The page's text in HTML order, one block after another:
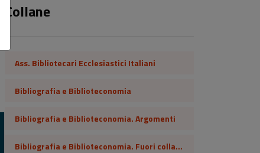
Collane
Ass. Bibliotecari Ecclesiastici Italiani
Bibliografia e Biblioteconomia
Bibliografia e Biblioteconomia. Argomenti
Bibliografia e Biblioteconomia. Fuori collana